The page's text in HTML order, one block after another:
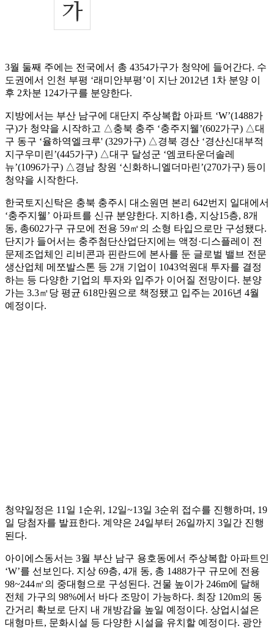
3월 둘째 주에는 전국에서 총 4354가구가 청약에 들어간다. 수
도권에서 인천 부평 ‘래미안부평’이 지난 2012년 1차 분양 이
후 2차분 124가구를 분양한다.
지방에서는 부산 남구에 대단지 주상복합 아파트 ‘W’(1488가
구)가 청약을 시작하고 △충북 충주 ‘충주지웰’(602가구) △대
구 동구 ‘율하역엘크루' (329가구) △경북 경산 ‘경산신대부적
지구우미린’(445가구) △대구 달성군 ‘엠코타운더솔레
뉴’(1096가구) △경남 창원 ‘신화하니엘더마린’(270가구) 등이
청약을 시작한다.
한국토지신탁은 충북 충주시 대소원면 본리 642번지 일대에서
‘충주지웰’ 아파트를 신규 분양한다. 지하1층, 지상15층, 8개
동, 총602가구 규모에 전용 59㎡의 소형 타입으로만 구성됐다.
단지가 들어서는 충주첨단산업단지에는 액정·디스플레이 전
문제조업체인 리비콘과 핀란드에 본사를 둔 글로벌 밸브 전문
생산업체 메쪼발스톤 등 2개 기업이 1043억원대 투자를 결정
하는 등 다양한 기업의 투자와 입주가 이어질 전망이다. 분양
가는 3.3㎡당 평균 618만원으로 책정됐고 입주는 2016년 4월
예정이다.
청약일정은 11일 1순위, 12일~13일 3순위 접수를 진행하며, 19
일 당첨자를 발표한다. 계약은 24일부터 26일까지 3일간 진행
된다.
아이에스동서는 3월 부산 남구 용호동에서 주상복합 아파트인
‘W’를 선보인다. 지상 69층, 4개 동, 총 1488가구 규모에 전용
98~244㎡의 중대형으로 구성된다. 건물 높이가 246m에 달해
전체 가구의 98%에서 바다 조망이 가능하다. 최장 120m의 동
간거리 확보로 단지 내 개방감을 높일 예정이다. 상업시설은
대형마트, 문화시설 등 다양한 시설을 유치할 예정이다. 광안